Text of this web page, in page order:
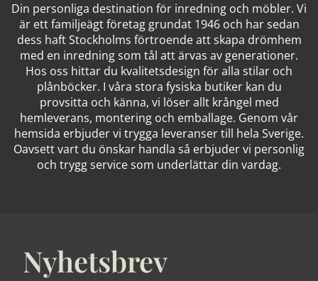
Din personliga destination för inredning och möbler. Vi
är ett familjeägt företag grundat 1946 och har sedan
dess haft Stockholms förtroende att skapa drömhem
med en inredning som tål att ärvas av generationer.
Hos oss hittar du kvalitetsdesign för alla stilar och
plånböcker. I våra stora fysiska butiker kan du
provsitta och känna, vi löser allt krångel med
hemleverans, montering och emballage. Genom vår
hemsida erbjuder vi trygga leveranser till hela Sverige.
Oavsett vart du önskar handla så erbjuder vi personlig
och trygg service som underlättar din vardag.
Nyhetsbrev